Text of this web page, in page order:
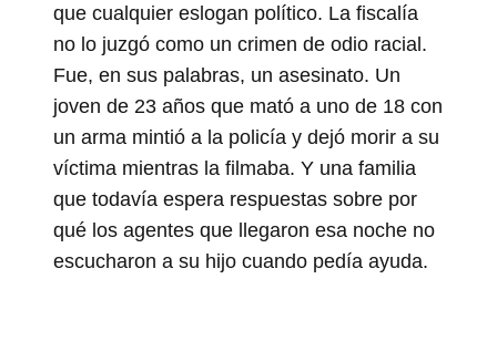
que cualquier eslogan político. La fiscalía
no lo juzgó como un crimen de odio racial.
Fue, en sus palabras, un asesinato. Un
joven de 23 años que mató a uno de 18 con
un arma mintió a la policía y dejó morir a su
víctima mientras la filmaba. Y una familia
que todavía espera respuestas sobre por
qué los agentes que llegaron esa noche no
escucharon a su hijo cuando pedía ayuda.